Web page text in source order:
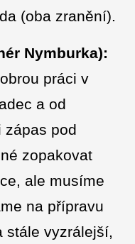
(oba zranění).
Nymburka):
práci v
a od
zápas pod
zopakovat
ale musíme
na přípravu
stále vyzrálejší,